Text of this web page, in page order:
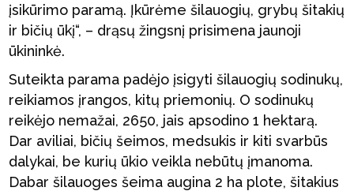
įsikūrimo paramą. Įkūrėme šilauogių, grybų šitakių
ir bičių ūkį“, – drąsų žingsnį prisimena jaunoji
ūkininkė.
Suteikta parama padėjo įsigyti šilauogių sodinukų,
reikiamos įrangos, kitų priemonių. O sodinukų
reikėjo nemažai, 2650, jais apsodino 1 hektarą.
Dar aviliai, bičių šeimos, medsukis ir kiti svarbūs
dalykai, be kurių ūkio veikla nebūtų įmanoma.
Dabar šilauoges šeima augina 2 ha plote, šitakius